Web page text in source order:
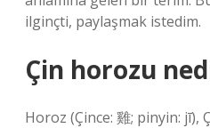
ilginçti, paylaşmak istedim.
Çin horozu
Horoz (Çince: 雞; pinyin: